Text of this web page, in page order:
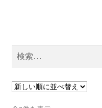
ッ
プ
検
索: